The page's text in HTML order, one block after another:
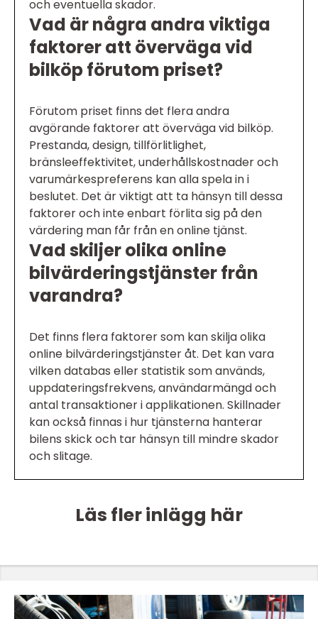
och eventuella skador.
Vad är några andra viktiga
faktorer att överväga vid
bilköp förutom priset?
Förutom priset finns det flera andra
avgörande faktorer att överväga vid bilköp.
Prestanda, design, tillförlitlighet,
bränsleeffektivitet, underhållskostnader och
varumärkespreferens kan alla spela in i
beslutet. Det är viktigt att ta hänsyn till dessa
faktorer och inte enbart förlita sig på den
värdering man får från en online tjänst.
Vad skiljer olika online
bilvärderingstjänster från
varandra?
Det finns flera faktorer som kan skilja olika
online bilvärderingstjänster åt. Det kan vara
vilken databas eller statistik som används,
uppdateringsfrekvens, användarmängd och
antal transaktioner i applikationen. Skillnader
kan också finnas i hur tjänsterna hanterar
bilens skick och tar hänsyn till mindre skador
och slitage.
Läs fler inlägg här